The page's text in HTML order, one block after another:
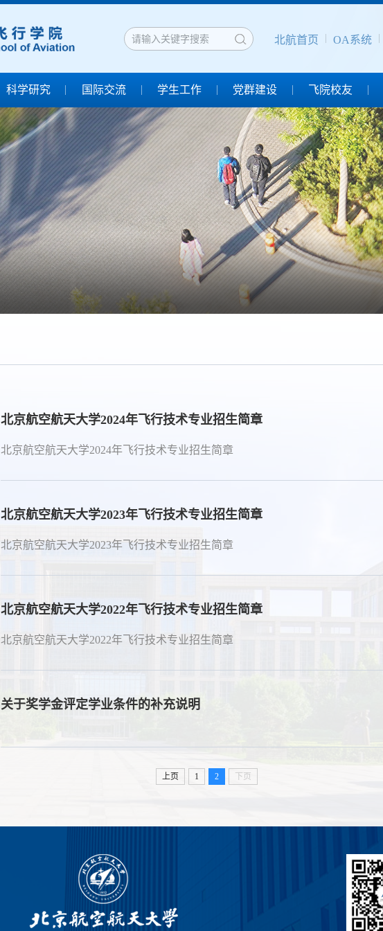
北航首页 OA系统
科学研究 国际交流 学生工作 党群建设 飞院校友
北京航空航天大学2024年飞行技术专业招生简章
北京航空航天大学2024年飞行技术专业招生简章
北京航空航天大学2023年飞行技术专业招生简章
北京航空航天大学2023年飞行技术专业招生简章
北京航空航天大学2022年飞行技术专业招生简章
北京航空航天大学2022年飞行技术专业招生简章
关于奖学金评定学业条件的补充说明
上页 1 2 下页